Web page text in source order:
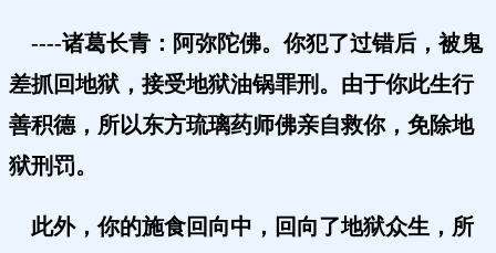
----诸葛长青：阿弥陀佛。你犯了过错后，被鬼
差抓回地狱，接受地狱油锅罪刑。由于你此生行
善积德，所以东方琉璃药师佛亲自救你，免除地
狱刑罚。
此外，你的施食回向中，回向了地狱众生，所